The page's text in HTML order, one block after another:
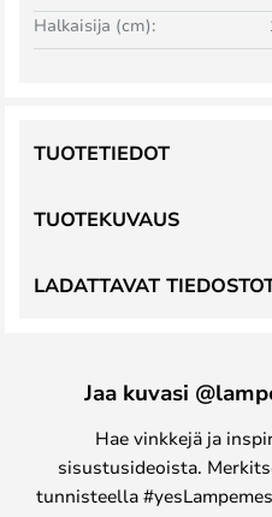
Halkaisija (cm):
TUOTEKUVAUS
TUOTETIEDOT
LADATTAVAT
Jaa kuvasi
Hae vinkkejä ja
sisustusideoista.
tunnisteella